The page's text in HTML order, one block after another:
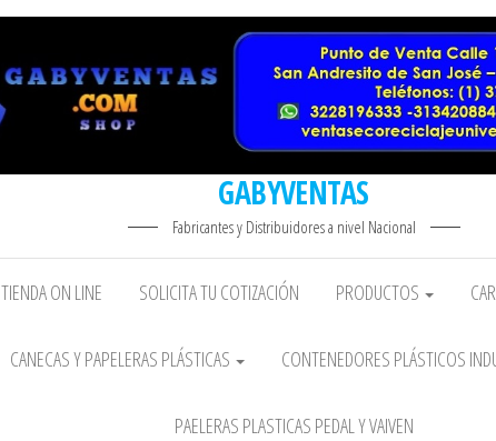
GABYVENTAS
Fabricantes y Distribuidores a nivel Nacional
TIENDA ON LINE SOLICITA TU COTIZACIÓN PRODUCTOS
CANECAS Y PAPELERAS PLÁSTICAS CONTENEDORES PLÁSTICOS
PAELERAS PLASTICAS PEDAL Y VAIVEN